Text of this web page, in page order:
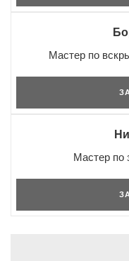
Мастер по
Мастер по